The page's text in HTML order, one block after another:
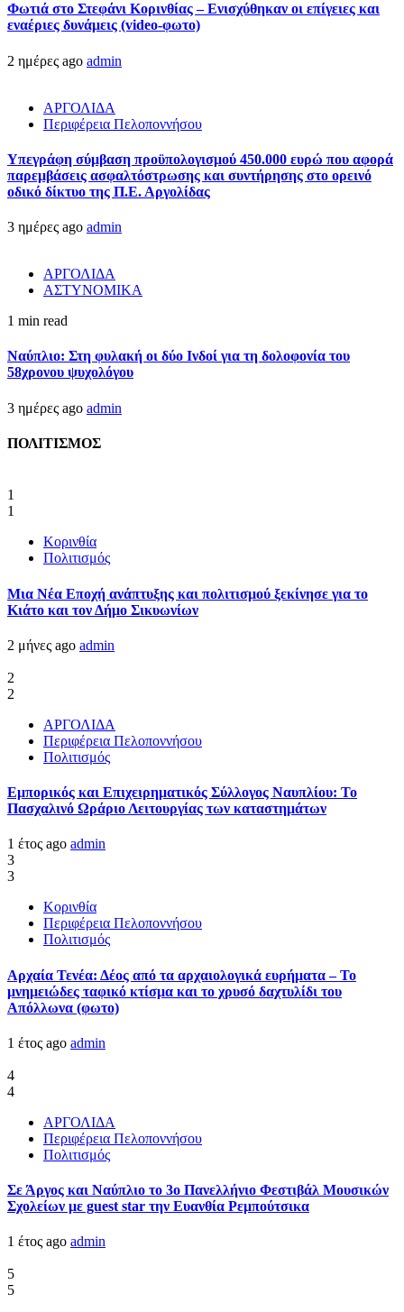
Φωτιά στο Στεφάνι Κορινθίας – Ενισχύθηκαν οι επίγειες και
εναέριες δυνάμεις (video-φωτο)
2 ημέρες ago admin
ΑΡΓΟΛΙΔΑ
Περιφέρεια Πελοποννήσου
Υπεγράφη σύμβαση προϋπολογισμού 450.000 ευρώ που αφορά
παρεμβάσεις ασφαλτόστρωσης και συντήρησης στο ορεινό
οδικό δίκτυο της Π.Ε. Αργολίδας
3 ημέρες ago admin
ΑΡΓΟΛΙΔΑ
ΑΣΤΥΝΟΜΙΚΑ
1 min read
Ναύπλιο: Στη φυλακή οι δύο Ινδοί για τη δολοφονία του
58χρονου ψυχολόγου
3 ημέρες ago admin
ΠΟΛΙΤΙΣΜΟΣ
1
1
Κορινθία
Πολιτισμός
Μια Νέα Εποχή ανάπτυξης και πολιτισμού ξεκίνησε για το
Κιάτο και τον Δήμο Σικυωνίων
2 μήνες ago admin
2
2
ΑΡΓΟΛΙΔΑ
Περιφέρεια Πελοποννήσου
Πολιτισμός
Εμπορικός και Επιχειρηματικός Σύλλογος Ναυπλίου: Το
Πασχαλινό Ωράριο Λειτουργίας των καταστημάτων
1 έτος ago admin
3
3
Κορινθία
Περιφέρεια Πελοποννήσου
Πολιτισμός
Αρχαία Τενέα: Δέος από τα αρχαιολογικά ευρήματα – Το
μνημειώδες ταφικό κτίσμα και το χρυσό δαχτυλίδι του
Απόλλωνα (φωτο)
1 έτος ago admin
4
4
ΑΡΓΟΛΙΔΑ
Περιφέρεια Πελοποννήσου
Πολιτισμός
Σε Άργος και Ναύπλιο το 3ο Πανελλήνιο Φεστιβάλ Μουσικών
Σχολείων με guest star την Ευανθία Ρεμπούτσικα
1 έτος ago admin
5
5